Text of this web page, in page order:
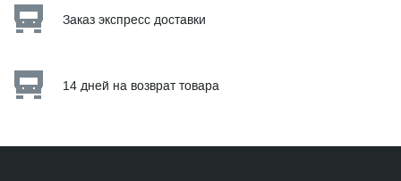
Заказ экспресс доставки
14 дней на возврат товара